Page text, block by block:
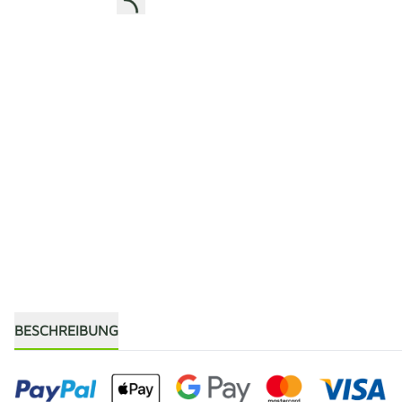
BESCHREIBUNG